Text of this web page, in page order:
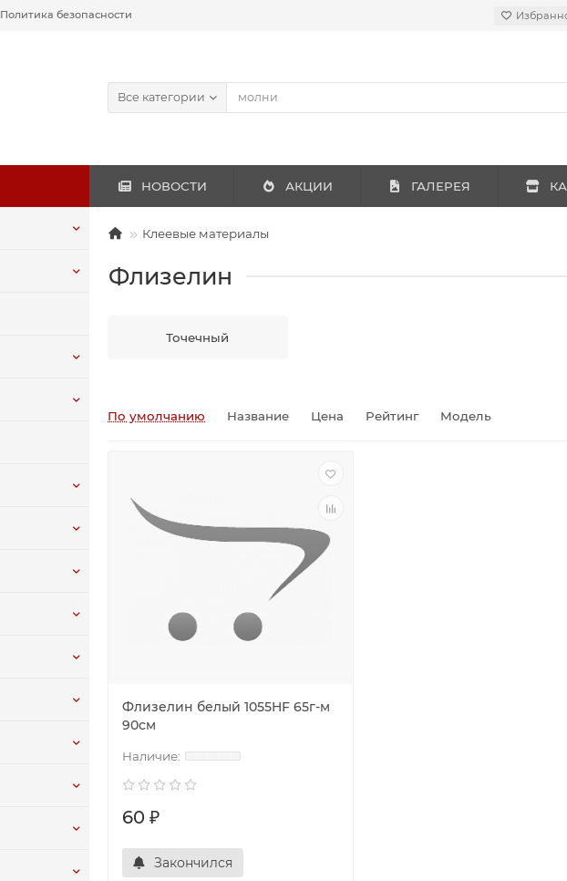
Политика безопасности
Все категории
НОВОСТИ АКЦИИ ГАЛЕРЕЯ
Клеевые материалы
Флизелин
Точечный
По умолчанию Название Цена Рейтинг Модель
Флизелин белый 1055HF 65г-м
90см
60 ₽
Закончился